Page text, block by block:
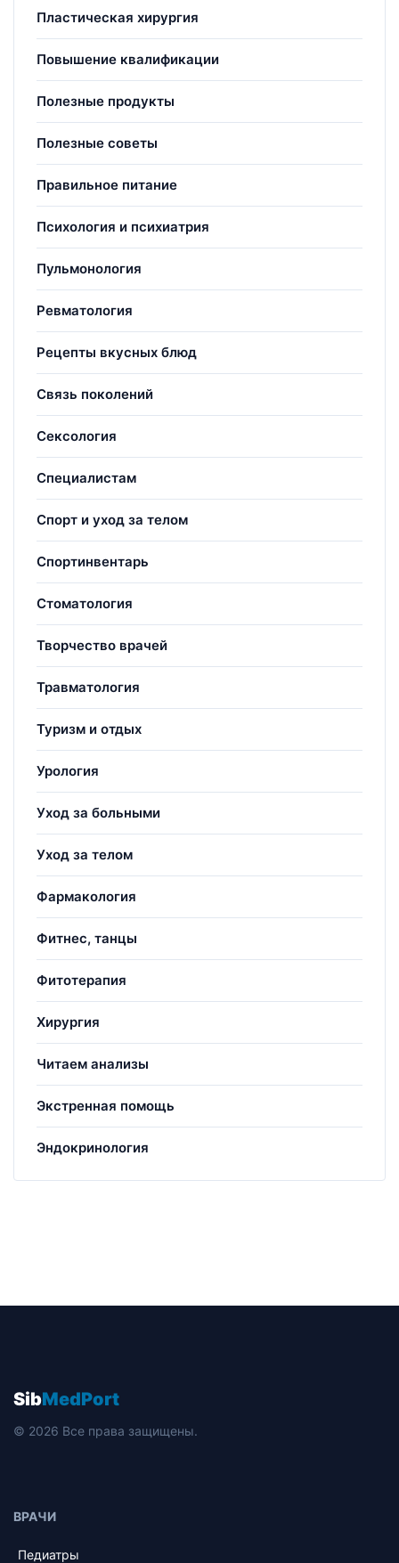
Пластическая хирургия
Повышение квалификации
Полезные продукты
Полезные советы
Правильное питание
Психология и психиатрия
Пульмонология
Ревматология
Рецепты вкусных блюд
Связь поколений
Сексология
Специалистам
Спорт и уход за телом
Спортинвентарь
Стоматология
Творчество врачей
Травматология
Туризм и отдых
Урология
Уход за больными
Уход за телом
Фармакология
Фитнес, танцы
Фитотерапия
Хирургия
Читаем анализы
Экстренная помощь
Эндокринология
SibMedPort
© 2026 Все права защищены.
ВРАЧИ
Педиатры